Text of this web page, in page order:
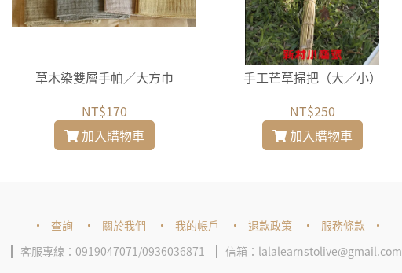
草木染雙層手帕／大方巾
NT$170
加入購物車
手工芒草掃把（大／小）
NT$250
加入購物車
查詢 關於我們 我的帳戶 退款政策
服務條款
客服專線：0919047071/0936036871 信箱：lalalearnstolive@gmail.com